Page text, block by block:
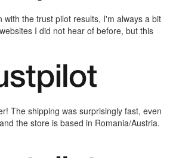
with the trust pilot results, I'm always a bit
I did not hear of before, but this
The shipping was surprisingly fast, even
the store is based in Romania/Austria.